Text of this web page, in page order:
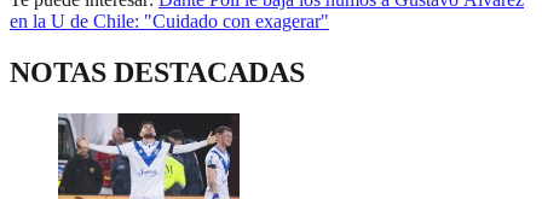
en la U de Chile: "Cuidado con exagerar"
NOTAS DESTACADAS